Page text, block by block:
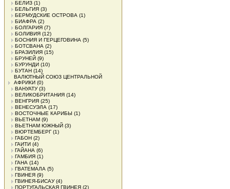
БЕЛИЗ (1)
БЕЛЬГИЯ (3)
БЕРМУДСКИЕ ОСТРОВА (1)
БИАФРА (2)
БОЛГАРИЯ (7)
БОЛИВИЯ (12)
БОСНИЯ И ГЕРЦЕГОВИНА (5)
БОТСВАНА (2)
БРАЗИЛИЯ (15)
БРУНЕЙ (9)
БУРУНДИ (10)
БУТАН (14)
ВАЛЮТНЫЙ СОЮЗ ЦЕНТРАЛЬНОЙ
АФРИКИ (0)
ВАНУАТУ(3)
ВЕЛИКОБРИТАНИЯ (14)
ВЕНГРИЯ (25)
ВЕНЕСУЭЛА (17)
ВОСТОЧНЫЕ КАРИБЫ (1)
ВЬЕТНАМ (9)
ВЬЕТНАМ ЮЖНЫЙ (3)
ВЮРТЕМБЕРГ(1)
ГАБОН (2)
ГАИТИ (4)
ГАЙАНА (6)
ГАМБИЯ (1)
ГАНА (14)
ГВАТЕМАЛА (5)
ГВИНЕЯ (9)
ГВИНЕЯ-БИСАУ(4)
ПОРТУГАЛЬСКАЯ ГВИНЕЯ (2)